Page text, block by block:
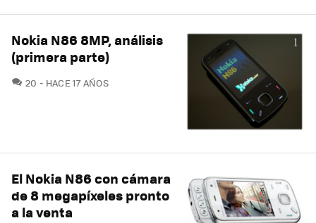
Nokia N86 8MP, análisis
(primera parte)
20 COMENTARIOS
HACE 17 AÑOS
El Nokia N86 con cámara
de 8 megapíxeles pronto
a la venta